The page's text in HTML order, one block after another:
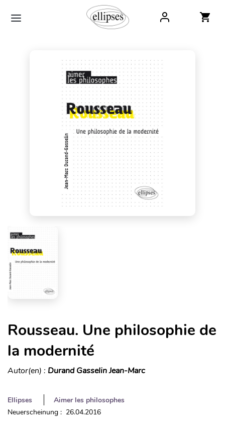
Rousseau. Une philosophie de
la modernité
Autor(en) : Durand Gasselin Jean-Marc
Ellipses
Aimer les philosophes
Neuerscheinung : 26.04.2016